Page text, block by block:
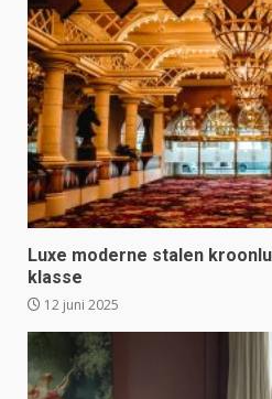
Luxe moderne stalen
klasse
12 juni 2025